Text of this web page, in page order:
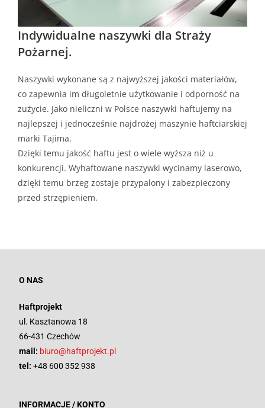
Indywidualne naszywki dla Straży
Pożarnej.
Naszywki wykonane są z najwyższej jakości materiałów,
co zapewnia im długoletnie użytkowanie i odporność na
zużycie. Jako nieliczni w Polsce naszywki haftujemy na
najlepszej i jednocześnie najdrożej maszynie haftciarskiej
marki Tajima.
Dzięki temu jakość haftu jest o wiele wyższa niż u
konkurencji. Wyhaftowane naszywki wycinamy laserowo,
dzięki temu brzeg zostaje przypalony i zabezpieczony
przed strzępieniem.
O NAS
Haftprojekt
ul. Kasztanowa 18
66-431 Czechów
mail: biuro@haftprojekt.pl
tel: +48 600 352 938
INFORMACJE / KONTO